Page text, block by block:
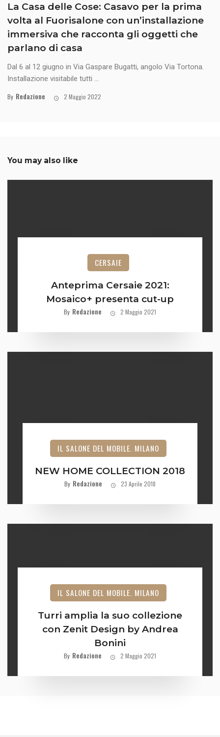
La Casa delle Cose: Casavo per la prima
volta al Fuorisalone con un’installazione
immersiva che racconta gli oggetti che
parlano di casa
Dal 6 al 12 giugno in Via Gaspare Bugatti, angolo Via Tortona.
Installazione visitabile tutti ...
By Redazione 2 Maggio 2022
You may also like
CERSAIE
Anteprima Cersaie 2021:
Mosaico+ presenta cut-up
By Redazione 2 Maggio 2021
IL SALONE DEL MOBILE. MILANO
NEW HOME COLLECTION 2018
By Redazione 23 Aprile 2018
IL SALONE DEL MOBILE. MILANO
Turri amplia la suo collezione
con Zenit Design by Andrea
Bonini
By Redazione 2 Maggio 2021